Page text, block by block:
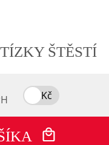
ŠTĚSTÍ
Kč